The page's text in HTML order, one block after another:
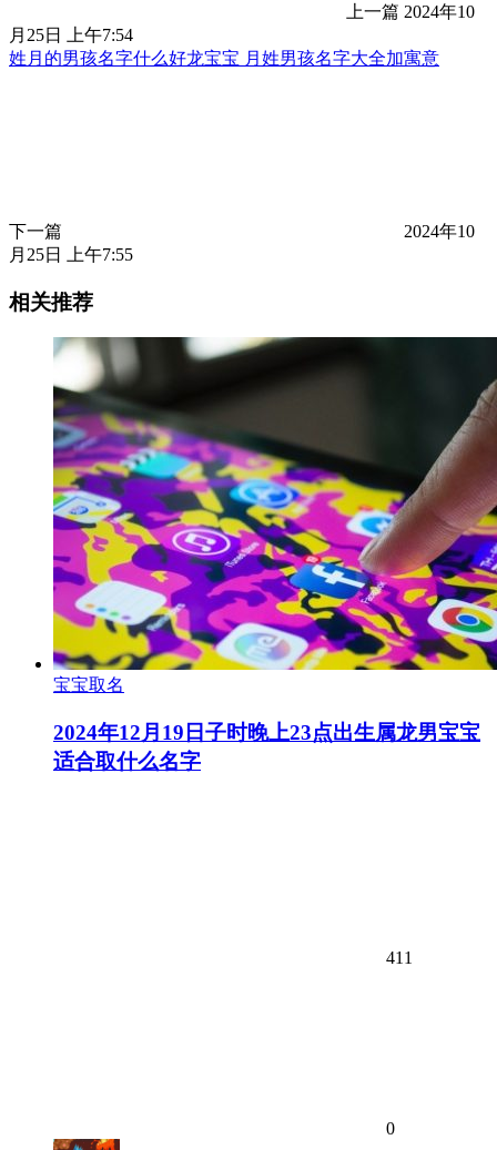
上一篇 2024年10
月25日 上午7:54
姓月的男孩名字什么好龙宝宝 月姓男孩名字大全加寓意
下一篇
2024年10
月25日 上午7:55
相关推荐
宝宝取名
2024年12月19日子时晚上23点出生属龙男宝宝
适合取什么名字
411
0